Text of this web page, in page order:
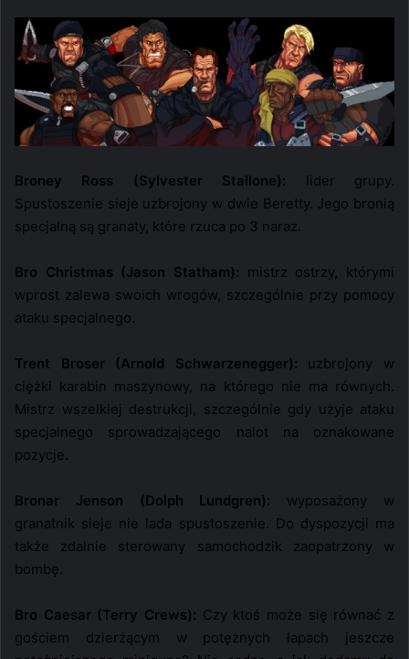
Broney Ross (Sylvester Stallone): lider grupy.
Spustoszenie sieje uzbrojony w dwie Beretty. Jego bronią
specjalną są granaty, które rzuca po 3 naraz.
Bro Christmas (Jason Statham): mistrz ostrzy, którymi
wprost zalewa swoich wrogów, szczególnie przy pomocy
ataku specjalnego.
Trent Broser (Arnold Schwarzenegger): uzbrojony w
ciężki karabin maszynowy, na którego nie ma równych.
Mistrz wszelkiej destrukcji, szczególnie gdy użyje ataku
specjalnego sprowadzającego nalot na oznakowane
pozycje.
Bronar Jenson (Dolph Lundgren): wyposażony w
granatnik sieje nie lada spustoszenie. Do dyspozycji ma
także zdalnie sterowany samochodzik zaopatrzony w
bombę.
Bro Caesar (Terry Crews): Czy ktoś może się równać z
gościem dzierżącym w potężnych łapach jeszcze